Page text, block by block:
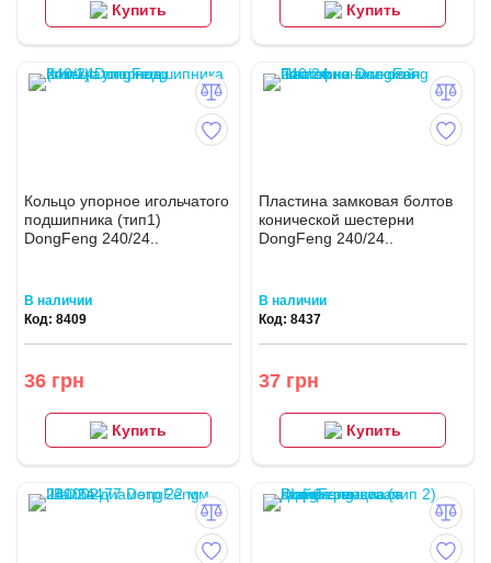
Купить Купить
Кольцо упорное игольчатого
подшипника (тип1)
DongFeng 240/24..
В наличии
Код: 8409
36 грн
Купить
Пластина замковая болтов
конической шестерни
DongFeng 240/24..
В наличии
Код: 8437
37 грн
Купить